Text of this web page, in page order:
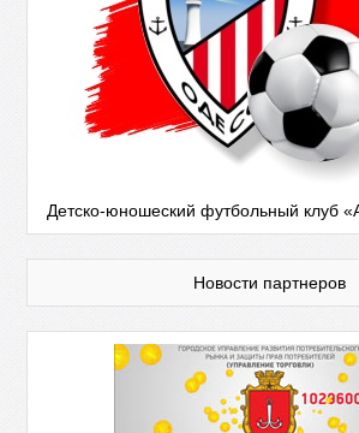
Детско-юношеский футбольный клуб
Новости партнеров